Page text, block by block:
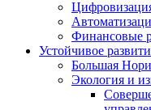
Финансовые
Устойчивое
Большая
Экология и